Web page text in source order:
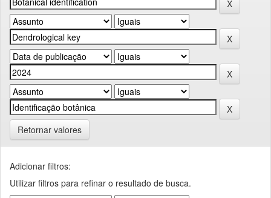
Retornar valores
Adicionar filtros:
Utilizar filtros para refinar o resultado de busca.